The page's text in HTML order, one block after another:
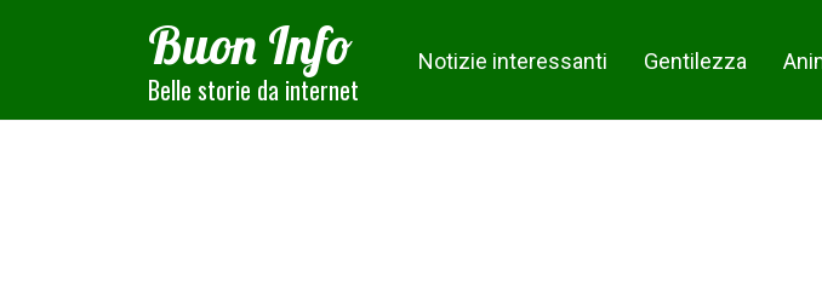
Buon Info
Belle storie da internet
Notizie interessanti Gentilezza